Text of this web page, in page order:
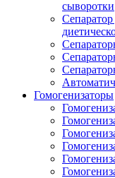
сыворотки
Гомогенизаторы